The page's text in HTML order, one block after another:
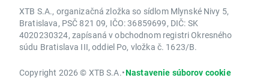
XTB S.A., organizačná zložka so sídlom Mlynské Nivy 5,
Bratislava, PSČ 821 09, IČO: 36859699, DIČ: SK
4020230324, zapísaná v obchodnom registri Okresného
súdu Bratislava III, oddiel Po, vložka č. 1623/B.
Copyright 2026 © XTB S.A.•Nastavenie súborov cookie